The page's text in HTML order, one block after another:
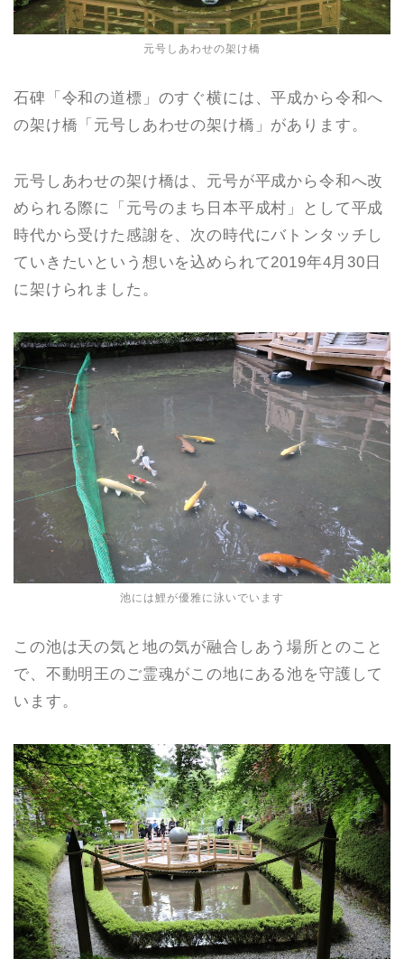
元号しあわせの架け橋
石碑「令和の道標」のすぐ横には、平成から令和へ
の架け橋「元号しあわせの架け橋」があります。
元号しあわせの架け橋は、元号が平成から令和へ改
められる際に「元号のまち日本平成村」として平成
時代から受けた感謝を、次の時代にバトンタッチし
ていきたいという想いを込められて2019年4月30日
に架けられました。
池には鯉が優雅に泳いでいます
この池は天の気と地の気が融合しあう場所とのこと
で、不動明王のご霊魂がこの地にある池を守護して
います。